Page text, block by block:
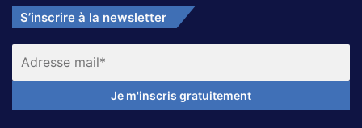
S’inscrire à la newsletter